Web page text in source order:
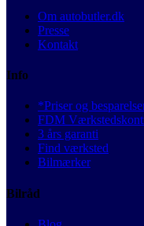
Om autobutler.dk
Presse
Kontakt
Info
*Priser og
FDM
3 års garanti
Find værksted
Bilmærker
Bilråd